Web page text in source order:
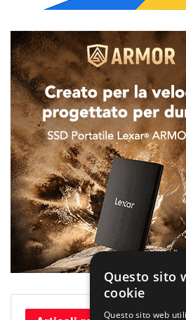
Questo sito
cookie
Questo sito web